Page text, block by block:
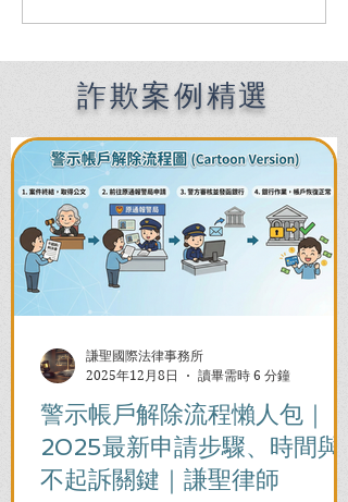
Filipinos in Taiwan:
Chien Sheng
International Law Firm
詐欺案例精選
警示帳戶解除流程懶人包｜
2025最新申請步驟、時間與
不起訴關鍵｜謙聖律師
謙聖國際法律事務所
2025年12月8日
讀畢需時 6 分鐘